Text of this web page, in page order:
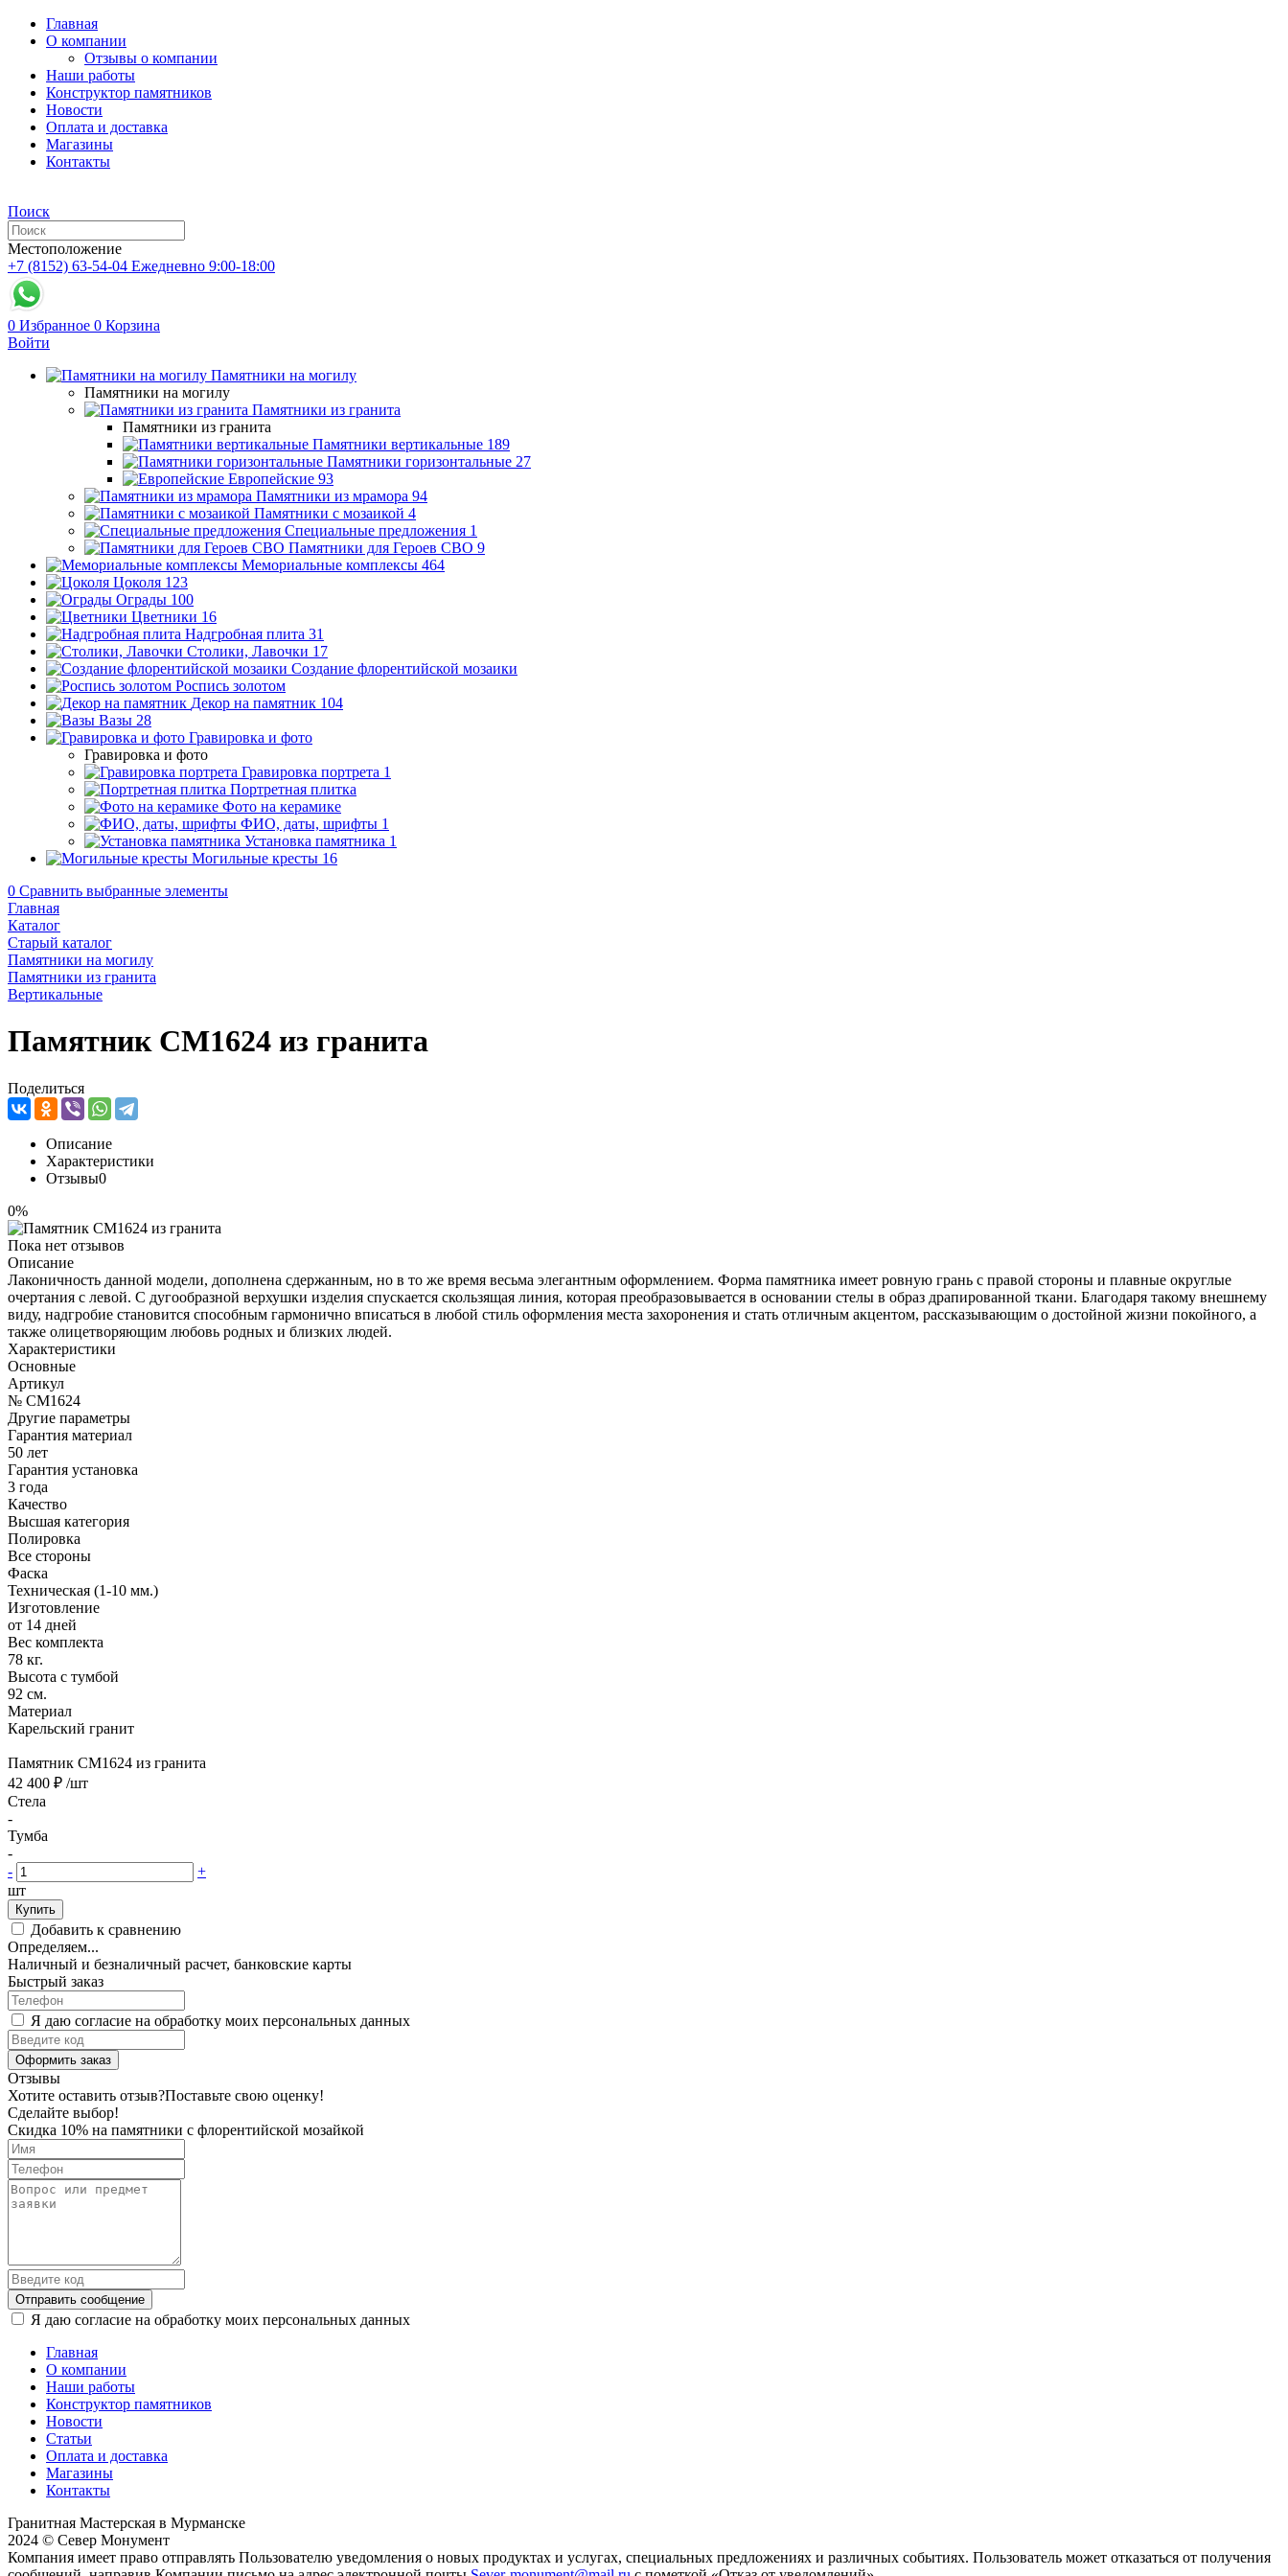
Главная
О компании
Отзывы о компании
Наши работы
Конструктор памятников
Новости
Оплата и доставка
Магазины
Контакты
Поиск
Местоположение
+7 (8152) 63-54-04 Ежедневно 9:00-18:00
0 Избранное 0 Корзина
Войти
Памятники на могилу
Памятники на могилу
Памятники из гранита
Памятники из гранита
Памятники вертикальные 189
Памятники горизонтальные 27
Европейские 93
Памятники из мрамора 94
Памятники с мозаикой 4
Специальные предложения 1
Памятники для Героев СВО 9
Мемориальные комплексы 464
Цоколя 123
Ограды 100
Цветники 16
Надгробная плита 31
Столики, Лавочки 17
Создание флорентийской мозаики
Роспись золотом
Декор на памятник 104
Вазы 28
Гравировка и фото
Гравировка и фото
Гравировка портрета 1
Портретная плитка
Фото на керамике
ФИО, даты, шрифты 1
Установка памятника 1
Могильные кресты 16
0 Сравнить выбранные элементы
Главная
Каталог
Старый каталог
Памятники на могилу
Памятники из гранита
Вертикальные
Памятник CM1624 из гранита
Поделиться
Описание
Характеристики
Отзывы0
0%
Пока нет отзывов
Описание
Лаконичность данной модели, дополнена сдержанным, но в то же время весьма элегантным оформлением. Форма памятника имеет ровную грань с правой стороны и плавные округлые
очертания с левой. С дугообразной верхушки изделия спускается скользящая линия, которая преобразовывается в основании стелы в образ драпированной ткани. Благодаря такому внешнему
виду, надгробие становится способным гармонично вписаться в любой стиль оформления места захоронения и стать отличным акцентом, рассказывающим о достойной жизни покойного, а
также олицетворяющим любовь родных и близких людей.
Характеристики
Основные
Артикул
№ CM1624
Другие параметры
Гарантия материал
50 лет
Гарантия установка
3 года
Качество
Высшая категория
Полировка
Все стороны
Фаска
Техническая (1-10 мм.)
Изготовление
от 14 дней
Вес комплекта
78 кг.
Высота с тумбой
92 см.
Материал
Карельский гранит
Памятник CM1624 из гранита
42 400 ₽ /шт
Стела
-
Тумба
-
-
+
шт
Купить
Добавить к сравнению
Определяем...
Наличный и безналичный расчет, банковские карты
Быстрый заказ
Я даю согласие на обработку моих персональных данных
Оформить заказ
Отзывы
Хотите оставить отзыв?Поставьте свою оценку!
Сделайте выбор!
Скидка 10% на памятники с флорентийской мозайкой
Отправить сообщение
Я даю согласие на обработку моих персональных данных
Главная
О компании
Наши работы
Конструктор памятников
Новости
Статьи
Оплата и доставка
Магазины
Контакты
Гранитная Мастерская в Мурманске
2024 © Север Монумент
Компания имеет право отправлять Пользователю уведомления о новых продуктах и услугах, специальных предложениях и различных событиях. Пользователь может отказаться от получения